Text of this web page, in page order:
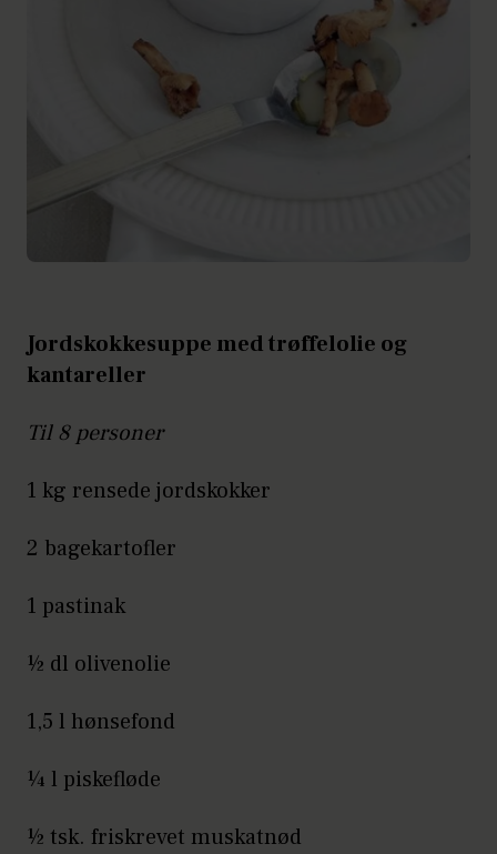
Jordskokkesuppe med trøffelolie og
kantareller
Til 8 personer
1 kg rensede jordskokker
2 bagekartofler
1 pastinak
½ dl olivenolie
1,5 l hønsefond
¼ l piskefløde
½ tsk. friskrevet muskatnød